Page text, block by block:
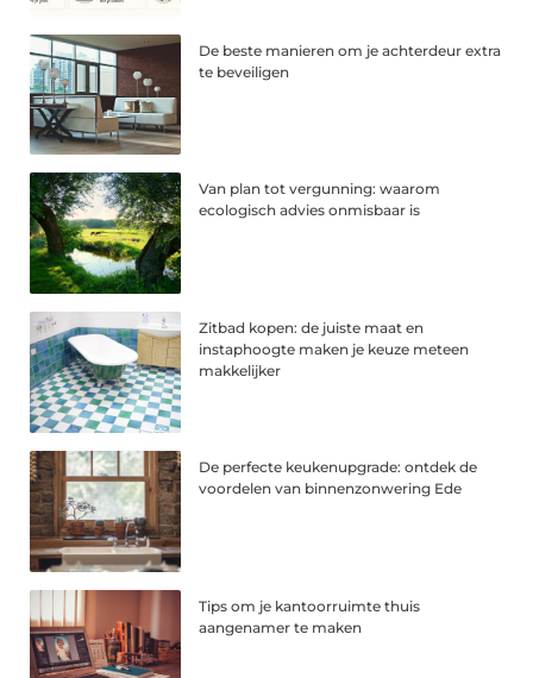
De beste manieren om je achterdeur extra
te beveiligen
Van plan tot vergunning: waarom
ecologisch advies onmisbaar is
Zitbad kopen: de juiste maat en
instaphoogte maken je keuze meteen
makkelijker
De perfecte keukenupgrade: ontdek de
voordelen van binnenzonwering Ede
Tips om je kantoorruimte thuis
aangenamer te maken